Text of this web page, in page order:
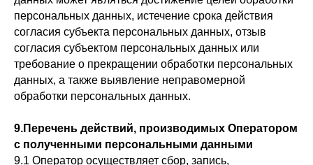
персональных данных, истечение срока действия
согласия субъекта персональных данных, отзыв
согласия субъектом персональных данных или
требование о прекращении обработки персональных
данных, а также выявление неправомерной
обработки персональных данных.
9.Перечень действий, производимых Оператором
с полученными персональными данными
9.1 Оператор осуществляет сбор, запись,